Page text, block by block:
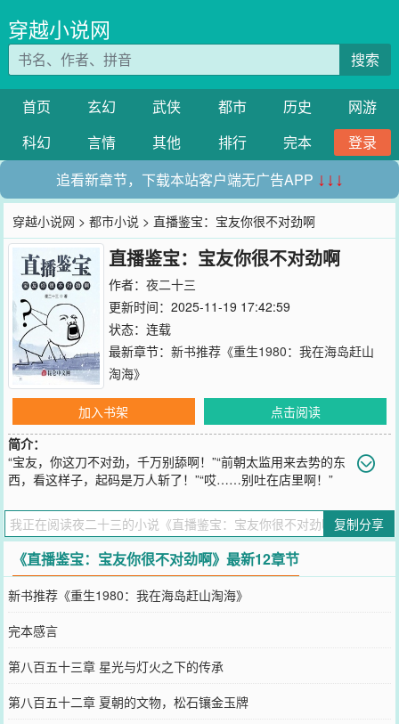
穿越小说网
搜索
首页 玄幻 武侠 都市 历史
网游
科幻
言情 其他 排行 完本
登录
追看新章节，下载本站客户端无广告APP ↓↓↓
穿越小说网 >都市小说 > 直播鉴宝：宝友你很不对劲啊
直播鉴宝：宝友你很不对劲啊
作者： 夜二十三
更新时间：2025-11-19 17:42:59
状态：连载
最新章节： 新书推荐《重生1980：我在海岛赶山
淘海》
加入书架
点击阅读
简介：
“宝友，你这刀不对劲，千万别舔啊！”“前朝太监用来去势的东
西，看这样子，起码是万人斩了！”“哎……别吐在店里啊！”
啊？”“便宜的处理法子啊？”“回去备上一个骨灰盒就好了，说不定就不
用处理了。”……宁帆穿越成古玩世家传人，身怀摸金诅咒，又激活神
级鉴宝系统，本想安安稳稳稳捡漏挣钱。可没想到在不对劲直播鉴宝
的路上越走越远。
您要是觉得《 直播鉴宝：宝友你很不对劲啊
向您QQ群和微博微信里的朋友推荐哦！
复制分享
《直播鉴宝：宝友你很不对劲啊》最新12章节
新书推荐《重生1980：我在海岛赶山淘海》
完本感言
第八百五十三章 星光与灯火之下的传承
第八百五十二章 夏朝的文物，松石镶金玉牌